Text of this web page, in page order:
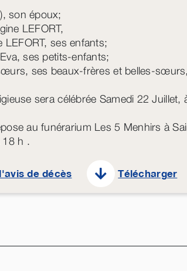
son époux;
LEFORT,
LEFORT, ses enfants;
ses petits-enfants;
ses beaux-frères et belles-
sera célébrée Samedi 22
au funérarium Les 5 Menhirs à
18 h .
de décès Télécharger